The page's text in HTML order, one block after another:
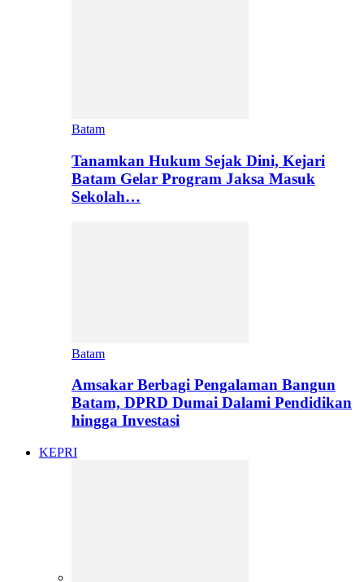
Batam
Tanamkan Hukum Sejak Dini, Kejari
Batam Gelar Program Jaksa Masuk
Sekolah…
Batam
Amsakar Berbagi Pengalaman Bangun
Batam, DPRD Dumai Dalami Pendidikan
hingga Investasi
KEPRI